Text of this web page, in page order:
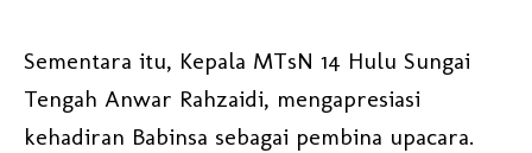
Sementara itu, Kepala MTsN 14 Hulu Sungai
Tengah Anwar Rahzaidi, mengapresiasi
kehadiran Babinsa sebagai pembina upacara.